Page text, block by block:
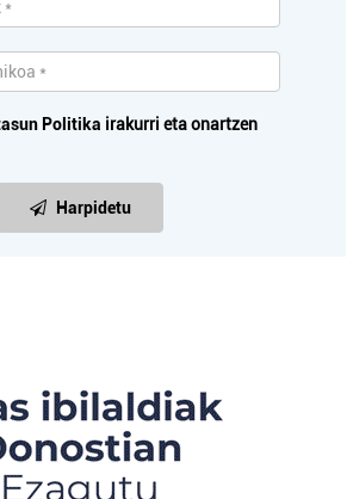
Politika irakurri eta onartzen
Harpidetu